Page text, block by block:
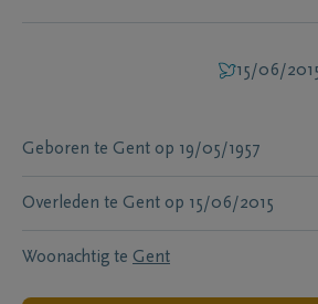
15/06/
Geboren te Gent op 19/05/1957
Overleden te Gent op 15/06/2015
Woonachtig te Gent